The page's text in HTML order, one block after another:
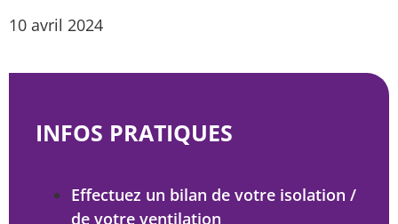
10 avril 2024
INFOS PRATIQUES
Effectuez un bilan de votre isolation /
de votre ventilation